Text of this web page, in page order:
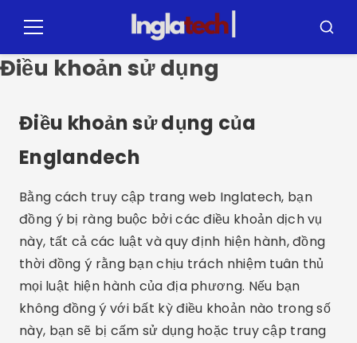
dung
Thực
Tìm
Điều khoản sử dụng
Điều khoản sử dụng của
Englandech
Bằng cách truy cập trang web Inglatech, bạn
đồng ý bị ràng buộc bởi các điều khoản dịch vụ
này, tất cả các luật và quy định hiện hành, đồng
thời đồng ý rằng bạn chịu trách nhiệm tuân thủ
mọi luật hiện hành của địa phương. Nếu bạn
không đồng ý với bất kỳ điều khoản nào trong số
này, bạn sẽ bị cấm sử dụng hoặc truy cập trang